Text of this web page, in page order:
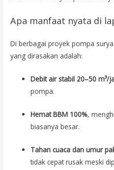
Apa manfaat nyata di
Di berbagai proyek pompa
yang dirasakan adalah:
Debit air stabil 20–50 m³/
pompa.
Hemat BBM 100%,
biasanya besar.
Tahan cuaca dan umur
tidak cepat rusak meski